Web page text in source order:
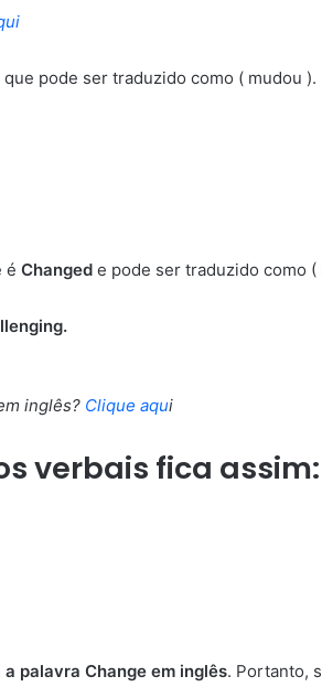
que pode ser traduzido como ( mudou ).
é Changed e pode ser traduzido como (
inglês? Clique aqui
verbais fica assim:
palavra Change em inglês. Portanto,